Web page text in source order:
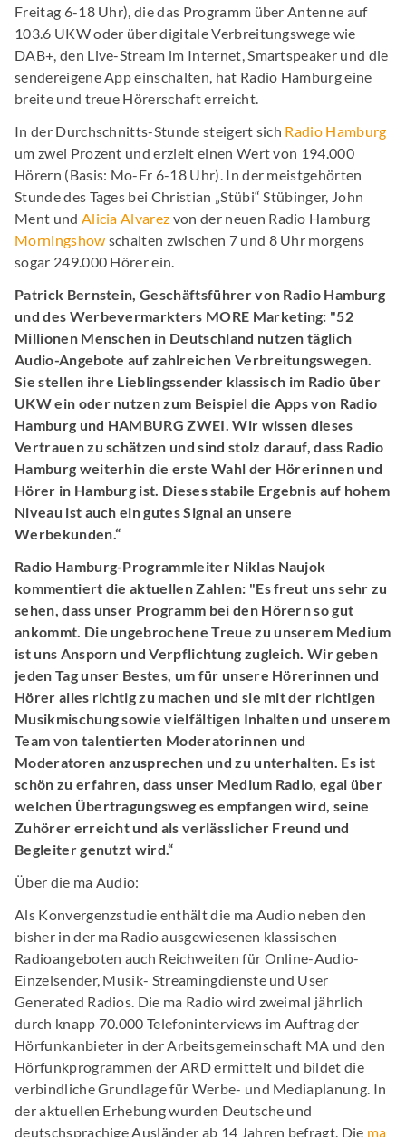
Freitag 6-18 Uhr), die das Programm über Antenne auf
103.6 UKW oder über digitale Verbreitungswege wie
DAB+, den Live-Stream im Internet, Smartspeaker und die
sendereigene App einschalten, hat Radio Hamburg eine
breite und treue Hörerschaft erreicht.
In der Durchschnitts-Stunde steigert sich Radio Hamburg
um zwei Prozent und erzielt einen Wert von 194.000
Hörern (Basis: Mo-Fr 6-18 Uhr). In der meistgehörten
Stunde des Tages bei Christian „Stübi“ Stübinger, John
Ment und Alicia Alvarez von der neuen Radio Hamburg
Morningshow schalten zwischen 7 und 8 Uhr morgens
sogar 249.000 Hörer ein.
Patrick Bernstein, Geschäftsführer von Radio Hamburg
und des Werbevermarkters MORE Marketing: "52
Millionen Menschen in Deutschland nutzen täglich
Audio-Angebote auf zahlreichen Verbreitungswegen.
Sie stellen ihre Lieblingssender klassisch im Radio über
UKW ein oder nutzen zum Beispiel die Apps von Radio
Hamburg und HAMBURG ZWEI. Wir wissen dieses
Vertrauen zu schätzen und sind stolz darauf, dass Radio
Hamburg weiterhin die erste Wahl der Hörerinnen und
Hörer in Hamburg ist. Dieses stabile Ergebnis auf hohem
Niveau ist auch ein gutes Signal an unsere
Werbekunden.“
Radio Hamburg-Programmleiter Niklas Naujok
kommentiert die aktuellen Zahlen: "Es freut uns sehr zu
sehen, dass unser Programm bei den Hörern so gut
ankommt. Die ungebrochene Treue zu unserem Medium
ist uns Ansporn und Verpflichtung zugleich. Wir geben
jeden Tag unser Bestes, um für unsere Hörerinnen und
Hörer alles richtig zu machen und sie mit der richtigen
Musikmischung sowie vielfältigen Inhalten und unserem
Team von talentierten Moderatorinnen und
Moderatoren anzusprechen und zu unterhalten. Es ist
schön zu erfahren, dass unser Medium Radio,egal über
welchen Übertragungsweg es empfangen wird, seine
Zuhörer erreicht und als verlässlicher Freund und
Begleiter genutzt wird.“
Über die ma Audio:
Als Konvergenzstudie enthält die ma Audio neben den
bisher in der ma Radio ausgewiesenen klassischen
Radioangeboten auch Reichweiten für Online-Audio-
Einzelsender, Musik- Streamingdienste und User
Generated Radios. Die ma Radio wird zweimal jährlich
durch knapp 70.000 Telefoninterviews im Auftrag der
Hörfunkanbieter in der Arbeitsgemeinschaft MA und den
Hörfunkprogrammen der ARD ermittelt und bildet die
verbindliche Grundlage für Werbe- und Mediaplanung. In
der aktuellen Erhebung wurden Deutsche und
deutschsprachige Ausländer ab 14 Jahren befragt. Die ma